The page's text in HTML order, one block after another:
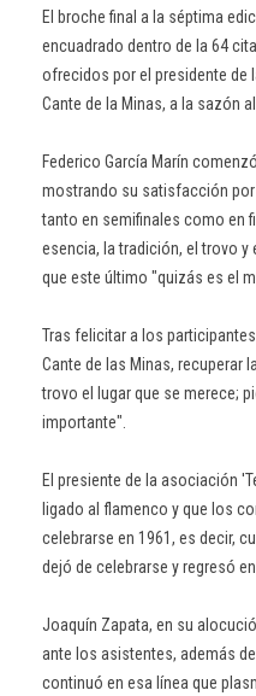
El broche final a la séptima
encuadrado dentro de la 64
ofrecidos por el presidente de
Cante de la Minas, a la sazón
Federico García Marín comenzó
mostrando su satisfacción por
tanto en semifinales como en
esencia, la tradición, el trovo y
que este último "quizás es el
Tras felicitar a los
Cante de las Minas, recuperar
trovo el lugar que se merece;
importante".
El presiente de la asociación
ligado al flamenco y que los
celebrarse en 1961, es decir,
dejó de celebrarse y regresó
Joaquín Zapata, en su
ante los asistentes, además
continuó en esa línea que